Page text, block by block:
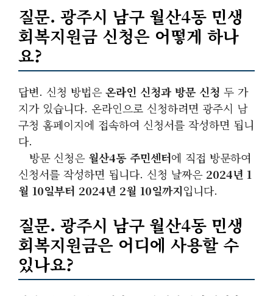
질문. 광주시 남구 월산4동 민생
회복지원금 신청은 어떻게 하나
요?
답변. 신청 방법은온라인 신청과 방문 신청 두 가
지가 있습니다. 온라인으로 신청하려면 광주시 남
구청 홈페이지에 접속하여 신청서를 작성하면 됩니
다.
방문 신청은 월산4동 주민센터에 직접 방문하여
신청서를 작성하면 됩니다. 신청 날짜은 2024년 1
월 10일부터 2024년 2월 10일까지입니다.
질문. 광주시 남구 월산4동 민생
회복지원금은 어디에 사용할 수
있나요?